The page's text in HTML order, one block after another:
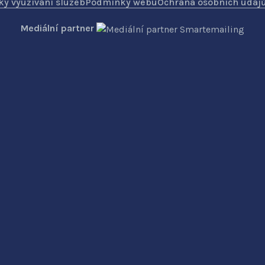
využívání služebPodmínky webuOchrana osobních
Mediální partner